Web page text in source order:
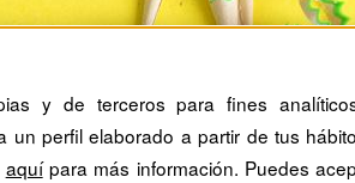
y de terceros para fines
un perfil elaborado a partir de tus
aquípara más información. Puedes